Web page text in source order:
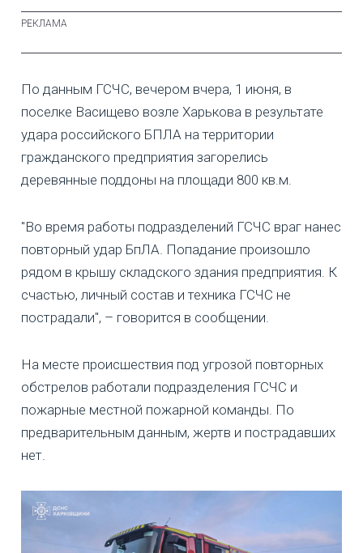
По данным ГСЧС, вечером вчера, 1 июня, в
поселке Васищево возле Харькова в результате
удара российского БПЛА на территории
гражданского предприятия загорелись
деревянные поддоны на площади 800 кв.м.
"Во время работы подразделений ГСЧС враг нанес
повторный удар БпЛА. Попадание произошло
рядом в крышу складского здания предприятия. К
счастью, личный состав и техника ГСЧС не
пострадали", – говорится в сообщении.
На месте происшествия под угрозой повторных
обстрелов работали подразделения ГСЧС и
пожарные местной пожарной команды. По
предварительным данным, жертв и пострадавших
нет.